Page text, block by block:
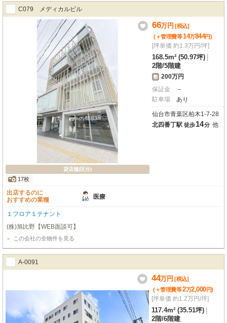
期待が持てます。近隣には複数の病院やコンビニ、スーパー、保育園などがあ
り、地域の方々にとって利便性の高い場所です。仙台市営地下鉄南北線「北四
番丁駅」まで徒歩14分。美容・健康・介護、医療の分野で新たな一歩を踏み出
す皆様を応援する、理想的な環境がここにあります。ぜひ一度ご内覧くださ
C079 メディカルビル
貸店舗(区分)
17枚
66万円 [税込]
(＋管理費等14万844円)
[坪単価 約1.3万円/坪]
168.5m² (50.97坪)
2階/5階建
敷 200万円
保証金
－
駐車場
あり
仙台市青葉区柏木1-7-28
北四番丁駅 徒歩14分 他
出店するのに
おすすめの業種
医療
１フロア１テナント
(株)旭比野【WEB面談可】
この会社の全物件を見る
A-0091
44万円 [税込]
(＋管理費等2万2,000円)
[坪単価 約1.2万円/坪]
117.4m² (35.51坪)
2階/6階建